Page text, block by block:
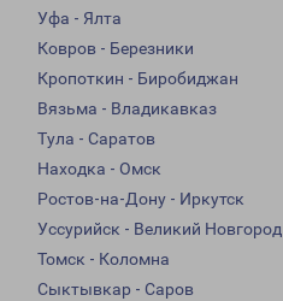
Уфа - Ялта
Ковров - Березники
Кропоткин - Биробиджан
Вязьма - Владикавказ
Тула - Саратов
Находка - Омск
Ростов-на-Дону - Иркутск
Уссурийск - Великий Новгород
Томск - Коломна
Сыктывкар - Саров